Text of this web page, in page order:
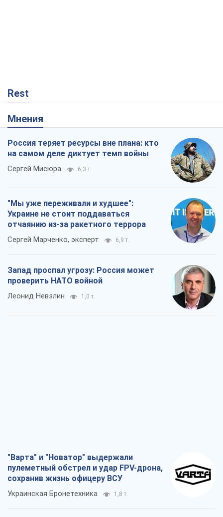
Rest
Мнения
Россия теряет ресурсы вне плана: кто
на самом деле диктует темп войны
Сергей Мисюра 6,3 т.
"Мы уже переживали и худшее":
Украине не стоит поддаваться
отчаянию из-за ракетного террора
Сергей Марченко, эксперт 6,9 т.
Запад проспал угрозу: Россия может
проверить НАТО войной
Леонид Невзлин 1,0 т.
"Варта" и "Новатор" выдержали
пулеметный обстрел и удар FPV-дрона,
сохранив жизнь офицеру ВСУ
Украинская Бронетехника 1,8 т.